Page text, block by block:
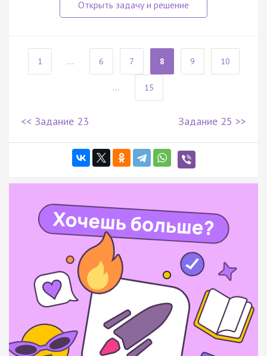
1 ... 6 7 8 9 10
... 15
<< Задание 23 Задание 25 >>